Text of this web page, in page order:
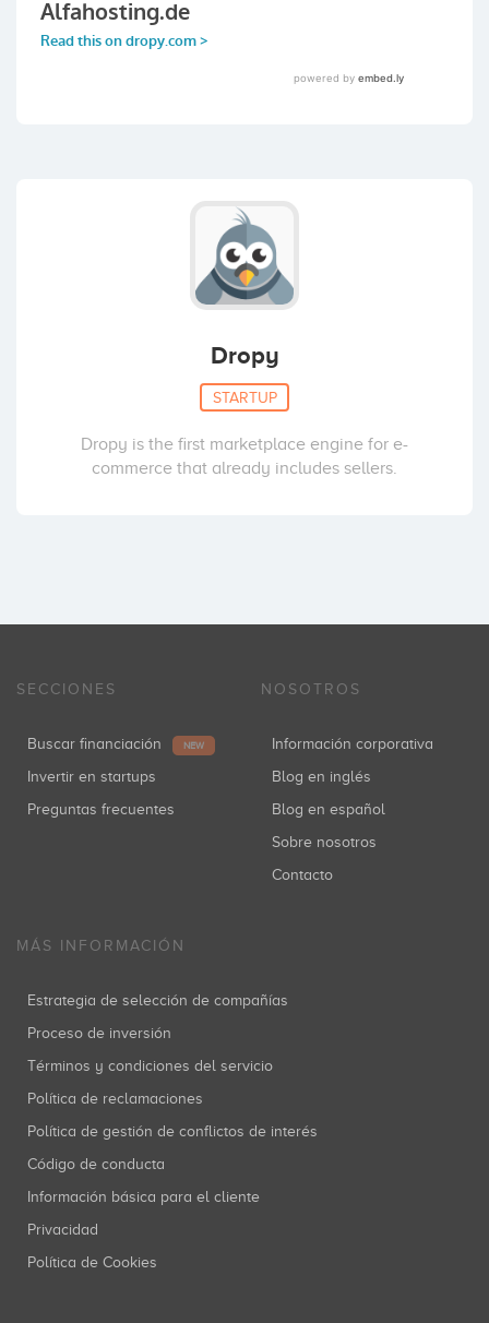
Dropy
STARTUP
Dropy is the first marketplace engine for e-
commerce that already includes sellers.
SECCIONES
Buscar financiación NEW
Invertir en startups
Preguntas frecuentes
NOSOTROS
Información corporativa
Blog en inglés
Blog en español
Sobre nosotros
Contacto
MÁS INFORMACIÓN
Estrategia de selección de compañías
Proceso de inversión
Términos y condiciones del servicio
Política de reclamaciones
Política de gestión de conflictos de interés
Código de conducta
Información básica para el cliente
Privacidad
Política de Cookies